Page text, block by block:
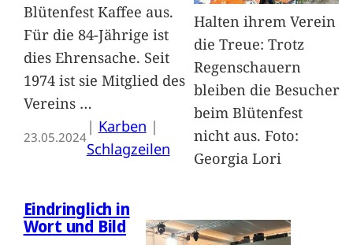
Blütenfest Kaffee aus.
Für die 84-Jährige ist
dies Ehrensache. Seit
1974 ist sie Mitglied des
Vereins …
23.05.2024
| Karben
Schlagzeilen
Halten ihrem Verein
die Treue: Trotz
Regenschauern
bleiben die Besucher
beim Blütenfest
nicht aus. Foto:
Georgia Lori
Eindringlich in
Wort und Bild